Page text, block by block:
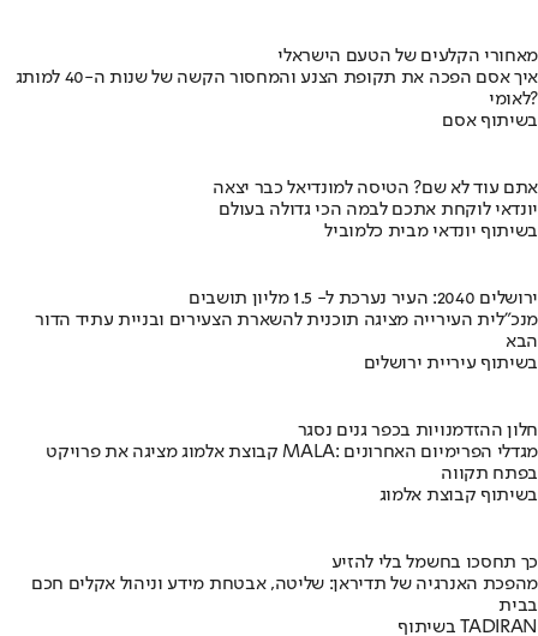
מאחורי הקלעים של הטעם הישראלי
איך אסם הפכה את תקופת הצנע והמחסור הקשה של שנות ה-40 למותג
לאומי?
בשיתוף אסם
אתם עוד לא שם? הטיסה למונדיאל כבר יצאה
יונדאי לוקחת אתכם לבמה הכי גדולה בעולם
בשיתוף יונדאי מבית כלמוביל
ירושלים 2040: העיר נערכת ל- 1.5 מליון תושבים
מנכ"לית העירייה מציגה תוכנית להשארת הצעירים ובניית עתיד הדור
הבא
בשיתוף עיריית ירושלים
חלון ההזדמנויות בכפר גנים נסגר
קבוצת אלמוג מציגה את פרויקט MALA: מגדלי הפרימיום האחרונים
בפתח תקווה
בשיתוף קבוצת אלמוג
כך תחסכו בחשמל בלי להזיע
מהפכת האנרגיה של תדיראן: שליטה, אבטחת מידע וניהול אקלים חכם
בבית
בשיתוף TADIRAN